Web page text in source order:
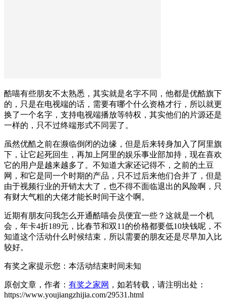
酷喵有些朋友不太熟悉，其实就是名字不同，他都是优酷旗下
的，只是在电视端的话，需要有哪个什么资格才行，所以就更
换了一个名字，支持电视端播放等特权，其实他们的片源还是
一样的，只不过终端形式不同罢了。
虽然优酷之前在濒临倒闭的边缘，但是后来转身加入了阿里旗
下，让它起死回生，再加上阿里的娱乐事业部加持，现在喜欢
它的用户是越来越多了。不知道大家还记得不，之前的土豆
网，和它是同一个时期的产品，只不过后来他们合并了，但是
由于视频行业的开销太大了，也不得不面临退出的风险啊，只
有财大气粗的大佬才能长时间干这个啊。
近期有朋友问我怎么开通酷喵会员便宜一些？这就是一个机
会，年卡4折189元，比春节和双11的价格都要低10块钱呢，不
知道这个活动什么时候结束，所以需要的朋友还是尽早加入比
较好。
有奖之家提示您： 本活动结束时间未知
原创文章，作者： 有奖之家网 ，如若转载，请注明出处：
https://www.youjiangzhijia.com/29531.html